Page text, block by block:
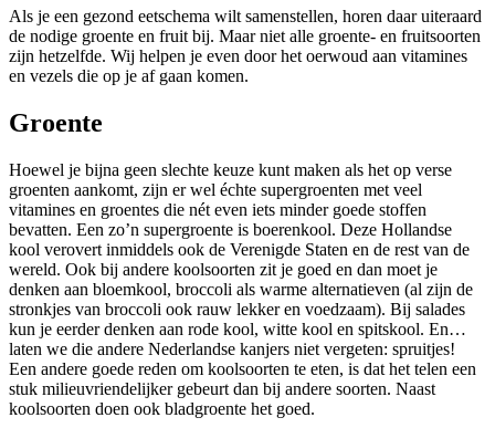
Als je een gezond eetschema wilt samenstellen, horen daar uiteraard
de nodige groente en fruit bij. Maar niet alle groente- en fruitsoorten
zijn hetzelfde. Wij helpen je even door het oerwoud aan vitamines
en vezels die op je af gaan komen.
Groente
Hoewel je bijna geen slechte keuze kunt maken als het op verse
groenten aankomt, zijn er wel échte supergroenten met veel
vitamines en groentes die nét even iets minder goede stoffen
bevatten. Een zo’n supergroente is boerenkool. Deze Hollandse
kool verovert inmiddels ook de Verenigde Staten en de rest van de
wereld. Ook bij andere koolsoorten zit je goed en dan moet je
denken aan bloemkool, broccoli als warme alternatieven (al zijn de
stronkjes van broccoli ook rauw lekker en voedzaam). Bij salades
kun je eerder denken aan rode kool, witte kool en spitskool. En…
laten we die andere Nederlandse kanjers niet vergeten: spruitjes!
Een andere goede reden om koolsoorten te eten, is dat het telen een
stuk milieuvriendelijker gebeurt dan bij andere soorten. Naast
koolsoorten doen ook bladgroente het goed.